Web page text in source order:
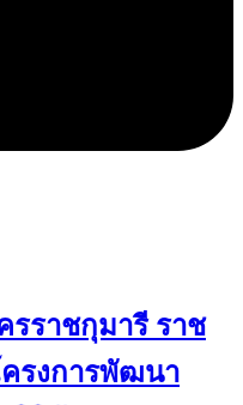
ราชกุมารี ราช
รงการพัฒนา